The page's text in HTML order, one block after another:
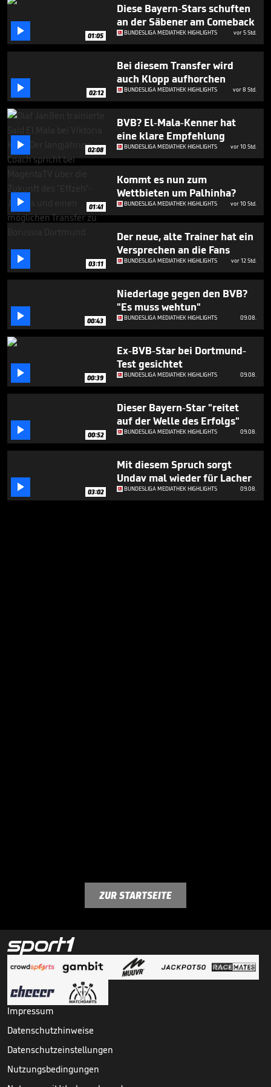
57
 01:05
Diese Bayern-Stars schuften
an der Säbener am Comeback
BUNDESLIGA MEDIATHEK HIGHLIGHTS vor 5 Std.
 02:12
Bei diesem Transfer wird
auch Klopp aufhorchen
BUNDESLIGA MEDIATHEK HIGHLIGHTS vor 8 Std.
 02:08
BVB? El-Mala-Kenner hat
eine klare Empfehlung
BUNDESLIGA MEDIATHEK HIGHLIGHTS vor 10 Std.
 01:41
Kommt es nun zum
Wettbieten um Palhinha?
BUNDESLIGA MEDIATHEK HIGHLIGHTS vor 10 Std.
 03:11
Der neue, alte Trainer hat ein
Versprechen an die Fans
BUNDESLIGA MEDIATHEK HIGHLIGHTS vor 12 Std.
 00:43
Niederlage gegen den BVB?
"Es muss wehtun"
BUNDESLIGA MEDIATHEK HIGHLIGHTS 09.08.
 00:39
Ex-BVB-Star bei Dortmund-
Test gesichtet
BUNDESLIGA MEDIATHEK HIGHLIGHTS 09.08.
 00:52
Dieser Bayern-Star "reitet
auf der Welle des Erfolgs"
BUNDESLIGA MEDIATHEK HIGHLIGHTS 09.08.
 03:02
Mit diesem Spruch sorgt
Undav mal wieder für Lacher
BUNDESLIGA MEDIATHEK HIGHLIGHTS 09.08.
ZUR STARTSEITE
Impressum
Datenschutzhinweise
Datenschutzeinstellungen
Nutzungsbedingungen